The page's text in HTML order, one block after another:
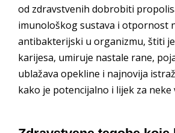
od zdravstvenih dobrobiti
imunološkog sustava i otpornost
antibakterijski u organizmu, štiti
karijesa, umiruje nastale rane,
ublažava opekline i najnovija
kako je potencijalno i lijek za neke